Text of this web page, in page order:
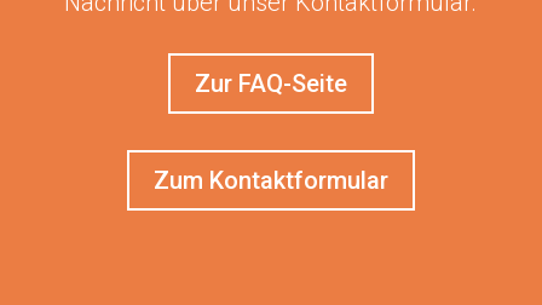
Zur FAQ-Seite
Zum Kontaktformular